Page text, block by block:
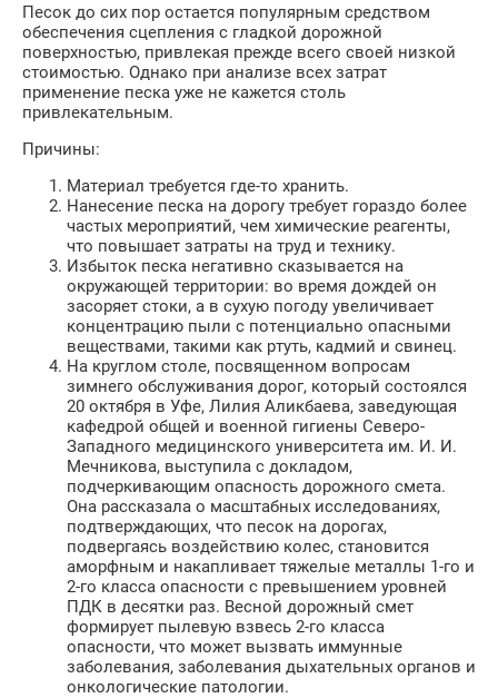
Песок до сих пор остается популярным средством
обеспечения сцепления с гладкой дорожной
поверхностью, привлекая прежде всего своей низкой
стоимостью. Однако при анализе всех затрат
применение песка уже не кажется столь
привлекательным.
Причины:
Материал требуется где-то хранить.
Нанесение песка на дорогу требует гораздо более
частых мероприятий, чем химические реагенты,
что повышает затраты на труд и технику.
Избыток песка негативно сказывается на
окружающей территории: во время дождей он
засоряет стоки, а в сухую погоду увеличивает
концентрацию пыли с потенциально опасными
веществами, такими как ртуть, кадмий и свинец.
На круглом столе, посвященном вопросам
зимнего обслуживания дорог, который состоялся
20 октября в Уфе, Лилия Аликбаева, заведующая
кафедрой общей и военной гигиены Северо-
Западного медицинского университета им. И. И.
Мечникова, выступила с докладом,
подчеркивающим опасность дорожного смета.
Она рассказала о масштабных исследованиях,
подтверждающих, что песок на дорогах,
подвергаясь воздействию колес, становится
аморфным и накапливает тяжелые металлы 1-го и
2-го класса опасности с превышением уровней
ПДК в десятки раз. Весной дорожный смет
формирует пылевую взвесь 2-го класса
опасности, что может вызвать иммунные
заболевания, заболевания дыхательных органов и
онкологические патологии.